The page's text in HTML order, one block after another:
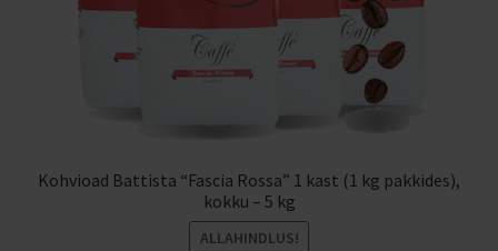
Kohvioad Battista “Fascia Rossa” 1 kast (1 kg pakkides),
kokku – 5 kg
ALLAHINDLUS!